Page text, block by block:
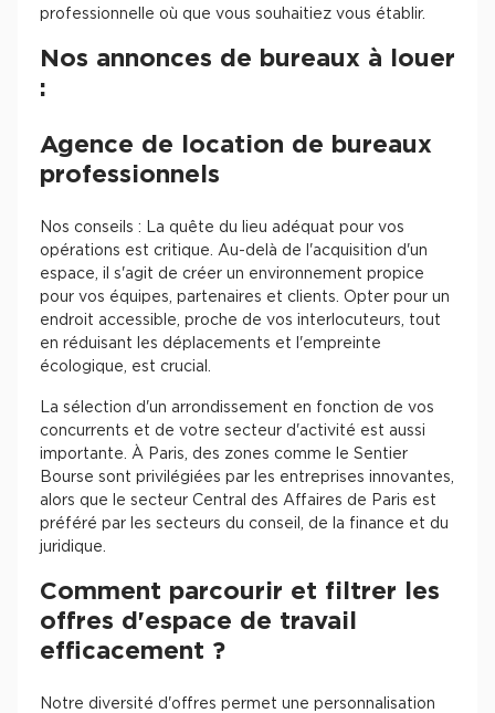
professionnelle où que vous souhaitiez vous établir.
Nos annonces de bureaux à louer
:
Agence de location de bureaux
professionnels
Nos conseils : La quête du lieu adéquat pour vos
opérations est critique. Au-delà de l'acquisition d'un
espace, il s'agit de créer un environnement propice
pour vos équipes, partenaires et clients. Opter pour un
endroit accessible, proche de vos interlocuteurs, tout
en réduisant les déplacements et l'empreinte
écologique, est crucial.
La sélection d'un arrondissement en fonction de vos
concurrents et de votre secteur d'activité est aussi
importante. À Paris, des zones comme le Sentier
Bourse sont privilégiées par les entreprises innovantes,
alors que le secteur Central des Affaires de Paris est
préféré par les secteurs du conseil, de la finance et du
juridique.
Comment parcourir et filtrer les
offres d'espace de travail
efficacement ?
Notre diversité d'offres permet une personnalisation